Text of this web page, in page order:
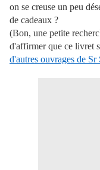
on se creuse un peu
de cadeaux ?
(Bon, une petite
d'affirmer que ce livret
d'autres ouvrages de